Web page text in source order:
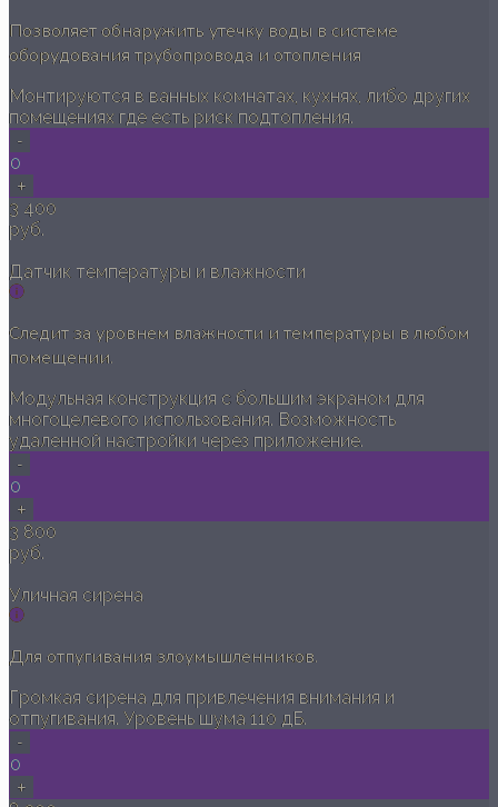
Позволяет обнаружить утечку воды в системе
оборудования трубопровода и отопления
Монтируются в ванных комнатах, кухнях, либо других
помещениях где есть риск подтопления.
-
0
+
3 400
руб.
Датчик температуры и влажности
Следит за уровнем влажности и температуры в любом
помещении.
Модульная конструкция с большим экраном для
многоцелевого использования. Возможность
удаленной настройки через приложение.
-
0
+
3 800
руб.
Уличная сирена
Для отпугивания злоумышленников.
Громкая сирена для привлечения внимания и
отпугивания. Уровень шума 110 дБ.
-
0
+